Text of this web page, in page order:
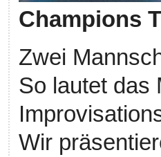
Champions
Zwei
So lautet das
Wir